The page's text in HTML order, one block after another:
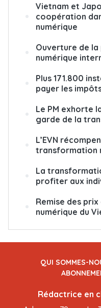
Vietnam et
coopération
numérique
Ouverture de la
numérique
Plus 171.800
payer les
Le PM exhorte
garde de la
L’EVN
transformation
La
profiter aux
Remise des
numérique du
QUI SOMMES-
Rédactrice en